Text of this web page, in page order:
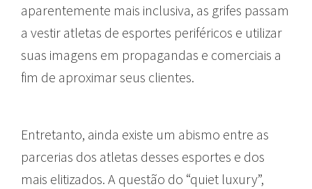
aparentemente mais inclusiva, as grifes passam
a vestir atletas de esportes periféricos e utilizar
suas imagens em propagandas e comerciais a
fim de aproximar seus clientes.
Entretanto, ainda existe um abismo entre as
parcerias dos atletas desses esportes e dos
mais elitizados. A questão do “quiet luxury”,